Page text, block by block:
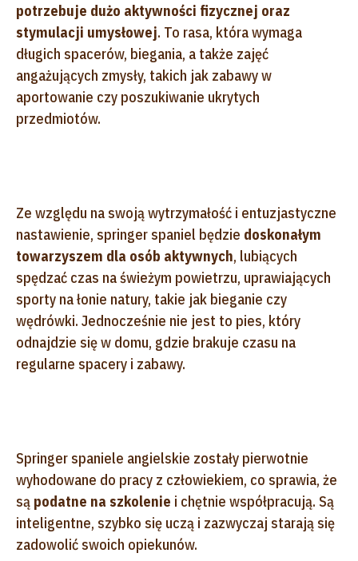
potrzebuje dużo aktywności fizycznej oraz
stymulacji umysłowej. To rasa, która wymaga
długich spacerów, biegania, a także zajęć
angażujących zmysły, takich jak zabawy w
aportowanie czy poszukiwanie ukrytych
przedmiotów.
Ze względu na swoją wytrzymałość i entuzjastyczne
nastawienie, springer spaniel będzie doskonałym
towarzyszem dla osób aktywnych, lubiących
spędzać czas na świeżym powietrzu, uprawiających
sporty na łonie natury, takie jak bieganie czy
wędrówki. Jednocześnie nie jest to pies, który
odnajdzie się w domu, gdzie brakuje czasu na
regularne spacery i zabawy.
Springer spaniele angielskie zostały pierwotnie
wyhodowane do pracy z człowiekiem, co sprawia, że
są podatne na szkolenie i chętnie współpracują. Są
inteligentne, szybko się uczą i zazwyczaj starają się
zadowolić swoich opiekunów.